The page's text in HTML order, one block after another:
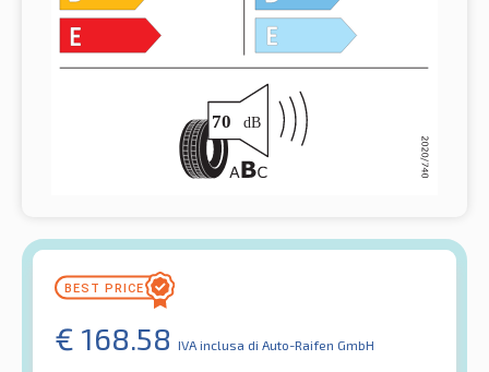
€ 168.58 IVA inclusa di Auto-Raifen GmbH